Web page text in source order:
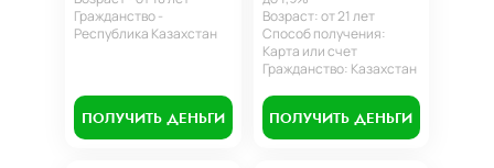
Гражданство -
Республика Казахстан
ПОЛУЧИТЬ ДЕНЬГИ
Возраст: от 21 лет
Способ получения:
Карта или счет
Гражданство: Казахстан
ПОЛУЧИТЬ ДЕНЬГИ